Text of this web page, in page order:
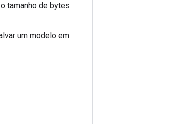
tamanho de bytes
um modelo em